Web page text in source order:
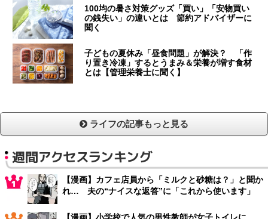
100均の暑さ対策グッズ「買い」「安物買い
の銭失い」の違いとは 節約アドバイザーに
聞く
子どもの夏休み「昼食問題」が解決？ 「作
り置き冷凍」するとうまみ＆栄養が増す食材
とは【管理栄養士に聞く】
ライフの記事もっと見る
週間アクセスランキング
【漫画】カフェ店員から「ミルクと砂糖は？」と聞か
れ… 夫の“ナイスな返答”に「これから使います」
【漫画】小学校で人気の男性教師が女子トイレに…